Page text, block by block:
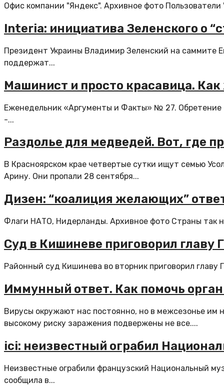
Офис компании "Яндекс". Архивное фото
Interia: инициатива Зеленского о
Президент Украины Владимир Зеленский на саммите
поддержат...
Машинист и просто красавица.
Еженедельник «Аргументы и Факты» № 27.
-...
Раздолье для медведей. Вот, где
В Красноярском крае четвертые сутки ищут семью
Арину. Они пропали 28 сентября...
Дизен: “коалиция желающих”
Флаги НАТО, Нидерланды. Архивное фото Страны так
Суд в Кишиневе приговорил главу
Районный суд Кишинева во вторник приговорил
Иммунный ответ. Как помочь
Вирусы окружают нас постоянно, но в межсезонье им
высокому риску заражения подвержены не все....
ici: неизвестный ограбил
Неизвестные ограбили французский Национальный
сообщила в...